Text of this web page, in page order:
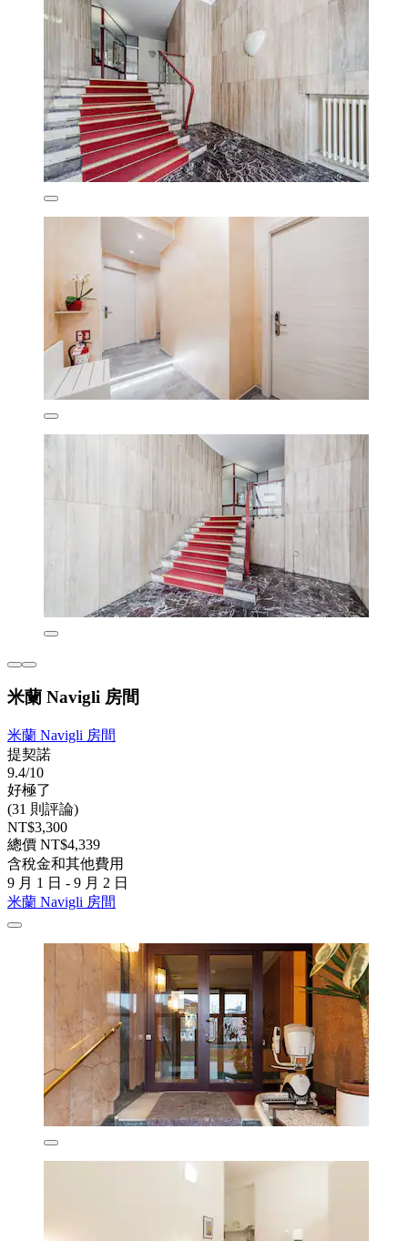
米蘭 Navigli 房間
米蘭 Navigli 房間
提契諾
9.4/10
好極了
(31 則評論)
NT$3,300
總價 NT$4,339
含稅金和其他費用
9 月 1 日 - 9 月 2 日
米蘭 Navigli 房間